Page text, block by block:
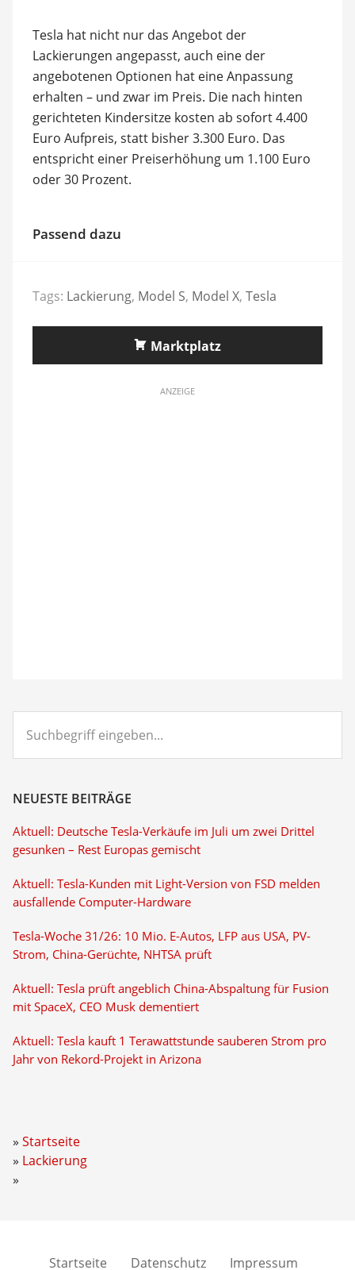
Tesla hat nicht nur das Angebot der
Lackierungen angepasst, auch eine der
angebotenen Optionen hat eine Anpassung
erhalten – und zwar im Preis. Die nach hinten
gerichteten Kindersitze kosten ab sofort 4.400
Euro Aufpreis, statt bisher 3.300 Euro. Das
entspricht einer Preiserhöhung um 1.100 Euro
oder 30 Prozent.
Passend dazu
Tags: Lackierung, Model S, Model X, Tesla
Marktplatz
ANZEIGE
eingeben...
NEUESTE BEITRÄGE
Aktuell: Deutsche Tesla-Verkäufe im Juli um zwei Drittel
gesunken – Rest Europas gemischt
Aktuell: Tesla-Kunden mit Light-Version von FSD melden
ausfallende Computer-Hardware
Tesla-Woche 31/26: 10 Mio. E-Autos, LFP aus USA, PV-
Strom, China-Gerüchte, NHTSA prüft
Aktuell: Tesla prüft angeblich China-Abspaltung für Fusion
mit SpaceX, CEO Musk dementiert
Aktuell: Tesla kauft 1 Terawattstunde sauberen Strom pro
Jahr von Rekord-Projekt in Arizona
Startseite
Lackierung
Startseite Datenschutz Impressum